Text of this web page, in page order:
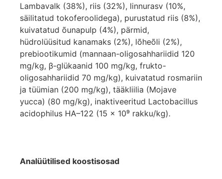
Lambavalk (38%), riis (32%), linnurasv (10%,
säilitatud tokoferoolidega), purustatud riis (8%),
kuivatatud õunapulp (4%), pärmid,
hüdrolüüsitud kanamaks (2%), lõheõli (2%),
prebiootikumid (mannaan-oligosahhariidid 120
mg/kg, β-glükaanid 100 mg/kg, frukto-
oligosahhariidid 70 mg/kg), kuivatatud rosmariin
ja tüümian (200 mg/kg), tääkliilia (Mojave
yucca) (80 mg/kg), inaktiveeritud Lactobacillus
acidophilus HA–122 (15 × 10⁹ rakku/kg).
Analüütilised koostisosad